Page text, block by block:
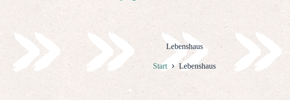
Lebenshaus
Start Lebenshaus